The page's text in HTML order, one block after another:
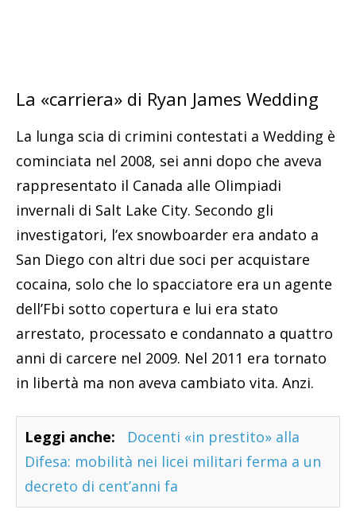
La «carriera» di Ryan James Wedding
La lunga scia di crimini contestati a Wedding è
cominciata nel 2008, sei anni dopo che aveva
rappresentato il Canada alle Olimpiadi
invernali di Salt Lake City. Secondo gli
investigatori, l’ex snowboarder era andato a
San Diego con altri due soci per acquistare
cocaina, solo che lo spacciatore era un agente
dell’Fbi sotto copertura e lui era stato
arrestato, processato e condannato a quattro
anni di carcere nel 2009. Nel 2011 era tornato
in libertà ma non aveva cambiato vita. Anzi.
Leggi anche:
Docenti «in prestito» alla
Difesa: mobilità nei licei militari ferma a un
decreto di cent’anni fa